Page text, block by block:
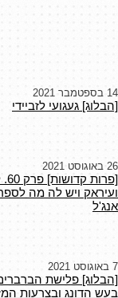
14 בספטמבר 2021
[הבלוג] געגועי לזביידי
26 באוגוסט 2021
ועיראק ויש לה מה
אנג'ל
7 באוגוסט 2021
[הבלוג] פלישת
בעש הדונג ובצרעות